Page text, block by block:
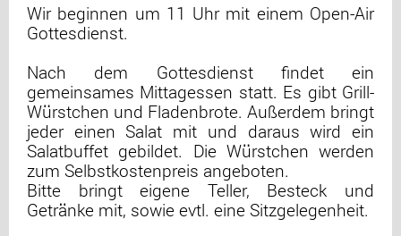
Wir beginnen um 11 Uhr mit einem Open-Air
Gottesdienst.
Nach dem Gottesdienst findet ein
gemeinsames Mittagessen statt. Es gibt Grill-
Würstchen und Fladenbrote. Außerdem bringt
jeder einen Salat mit und daraus wird ein
Salatbuffet gebildet. Die Würstchen werden
zum Selbstkostenpreis ange­boten.
Bitte bringt eigene Teller, Besteck und
Getränke mit, sowie evtl. eine Sitzgelegenheit.